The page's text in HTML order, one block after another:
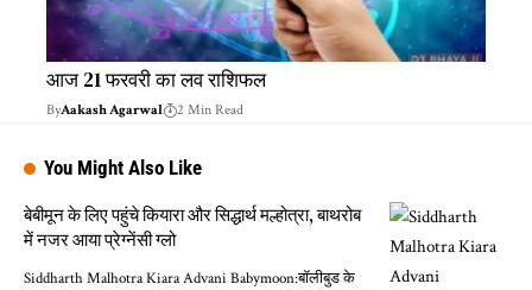
आज 21 फरवरी का लव राशिफल
ByAakash Agarwal 2 Min Read
You Might Also Like
बेबीमून के लिए पहुंचे कियारा और सिद्धार्थ मल्होत्रा, बाथरोब
में नजर आया प्रेग्नेंसी ग्लो
Siddharth Malhotra Kiara Advani Babymoon:बॉलीबुड के